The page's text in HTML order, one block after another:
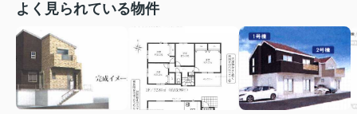
よく見られている物件